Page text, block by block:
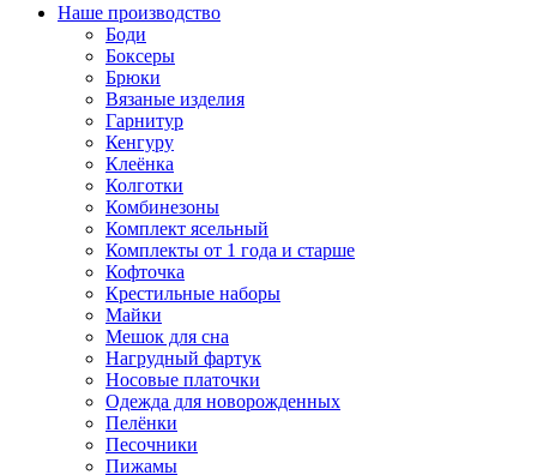
Наше производство
Боди
Боксеры
Брюки
Вязаные изделия
Гарнитур
Кенгуру
Клеёнка
Колготки
Комбинезоны
Комплект ясельный
Комплекты от 1 года и старше
Кофточка
Крестильные наборы
Майки
Мешок для сна
Нагрудный фартук
Носовые платочки
Одежда для новорожденных
Пелёнки
Песочники
Пижамы